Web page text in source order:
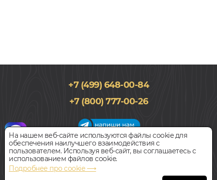
188x2266, 14мм
Дуб, Трехполосный, Лак, Рустик
Цена за 1 м² 4 680руб.
БЫСТРЫЙ ЗАКАЗ КУПИТЬ
+7 (499) 648-00-84
+7 (800) 777-00-26
График работы салона
Пн-Вс с 09:00 до 21:00
Наш адрес:127018, г. Москва,
ул.Складочная, д.1, строение 9
На нашем веб-сайте используются файлы cookie для
обеспечения наилучшего взаимодействия с
пользователем. Используя веб-сайт, вы соглашаетесь с
использованием файлов cookie.
Подробнее про cookie ⟶